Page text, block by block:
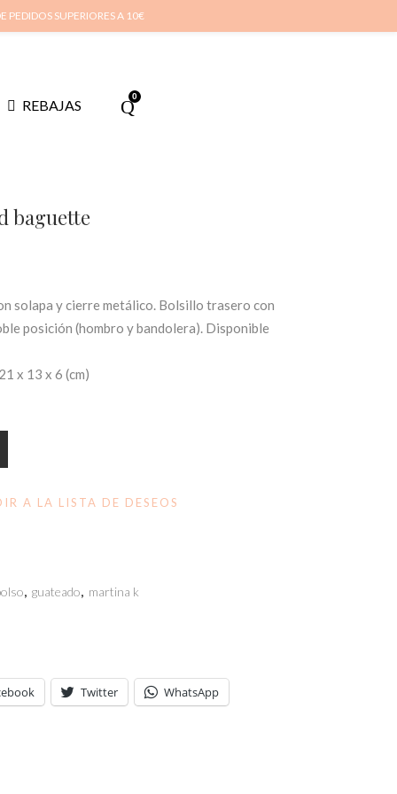
Cuidado de tus joyas
REBAJAS
0
baguette
solapa y cierre metálico. Bolsillo trasero con
posición (hombro y bandolera). Disponible
x 13 x 6 (cm)
A LA LISTA DE DESEOS
, guateado, martina k
Twitter WhatsApp
PEDIDOS SUPERIORES A 10€